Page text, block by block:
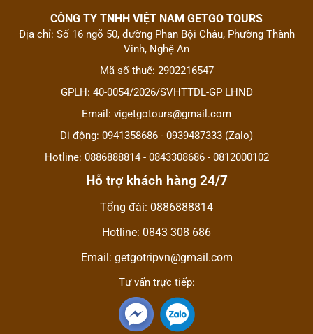
CÔNG TY TNHH VIỆT NAM GETGO TOURS
Địa chỉ: Số 16 ngõ 50, đường Phan Bội Châu, Phường Thành
Vinh, Nghệ An
Mã số thuế: 2902216547
GPLH: 40-0054/2026/SVHTTDL-GP LHNĐ
Email: vigetgotours@gmail.com
Di động: 0941358686 - 0939487333 (Zalo)
Hotline: 0886888814 - 0843308686 - 0812000102
Hỗ trợ khách hàng 24/7
Tổng đài: 0886888814
Hotline: 0843 308 686
Email: getgotripvn@gmail.com
Tư vấn trực tiếp: